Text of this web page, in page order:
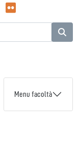
Menu facoltà